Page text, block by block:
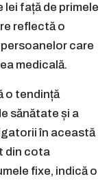
lei față de primele
reflectă o
care
medicală.
o tendință
sănătate și a
în această
din cota
fixe, indică o